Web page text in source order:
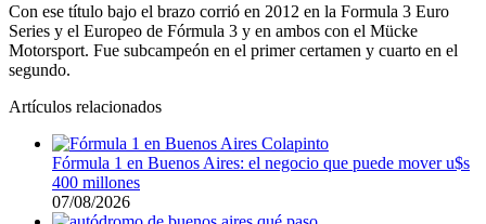
Con ese título bajo el brazo corrió en 2012 en la Formula 3 Euro
Series y el Europeo de Fórmula 3 y en ambos con el Mücke
Motorsport. Fue subcampeón en el primer certamen y cuarto en el
segundo.
Artículos relacionados
Fórmula 1 en Buenos Aires: el negocio que puede mover u$s
400 millones
07/08/2026